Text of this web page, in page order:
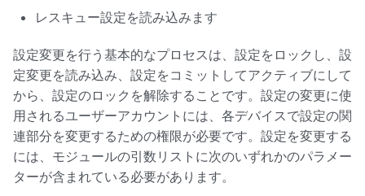
レスキュー設定を読み込みます
設定変更を行う基本的なプロセスは、設定をロックし、設
定変更を読み込み、設定をコミットしてアクティブにして
から、設定のロックを解除することです。設定の変更に使
用されるユーザーアカウントには、各デバイスで設定の関
連部分を変更するための権限が必要です。設定を変更する
には、モジュールの引数リストに次のいずれかのパラメー
ターが含まれている必要があります。